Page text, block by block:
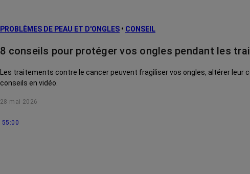
PROBLÈMES DE PEAU ET D'ONGLES • CONSEIL
8 conseils pour protéger vos ongles pendant les
Les traitements contre le cancer peuvent fragiliser vos ongles, altérer leur
conseils en vidéo.
28 mai 2026
55:00